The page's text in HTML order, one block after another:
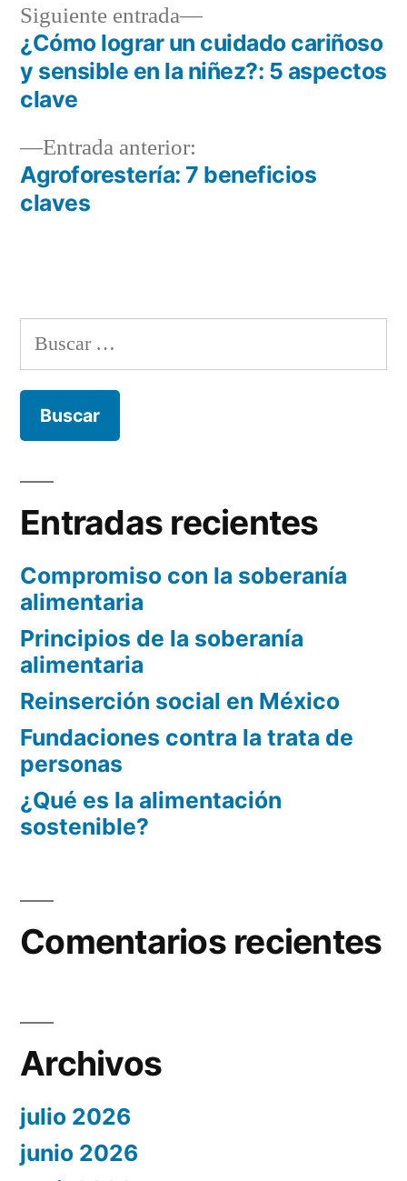
Navegación
de
entradas
Entrada anterior:
anterior:
Agroforestería: 7 beneficios
claves
Siguiente entrada
Siguiente
entrada:
¿Cómo lograr un cuidado cariñoso
y sensible en la niñez?: 5 aspectos
clave
Buscar:
Entradas recientes
Compromiso con la soberanía
alimentaria
Principios de la soberanía
alimentaria
Reinserción social en México
Fundaciones contra la trata de
personas
¿Qué es la alimentación
sostenible?
Comentarios recientes
Archivos
julio 2026
junio 2026